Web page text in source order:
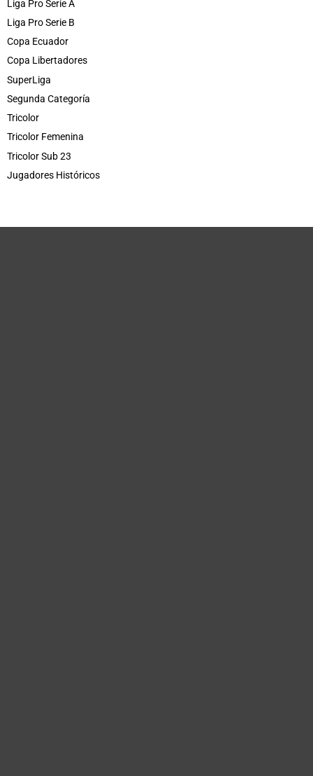
Liga Pro Serie A
Liga Pro Serie B
Copa Ecuador
Copa Libertadores
SuperLiga
Segunda Categoría
Tricolor
Tricolor Femenina
Tricolor Sub 23
Jugadores Históricos